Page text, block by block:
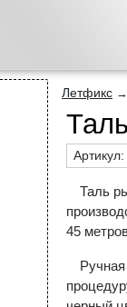
Летфикс
Артикул:
Таль
45